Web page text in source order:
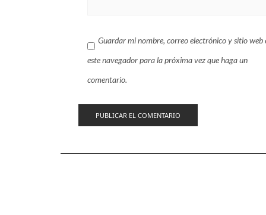
Guardar mi nombre, correo electrónico y sitio web
este navegador para la próxima vez que haga un
comentario.